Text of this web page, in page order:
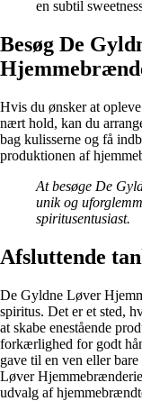
en subtil
Besøg De
Hvis du ønsker at
nært hold, kan du
bag kulisserne og få
produktionen af
At besøge De
unik og
spiritusentusiast.
Afsluttende
De Gyldne Løver
spiritus. Det er et sted,
at skabe enestående
forkærlighed for godt
gave til en ven eller
Løver
udvalg af